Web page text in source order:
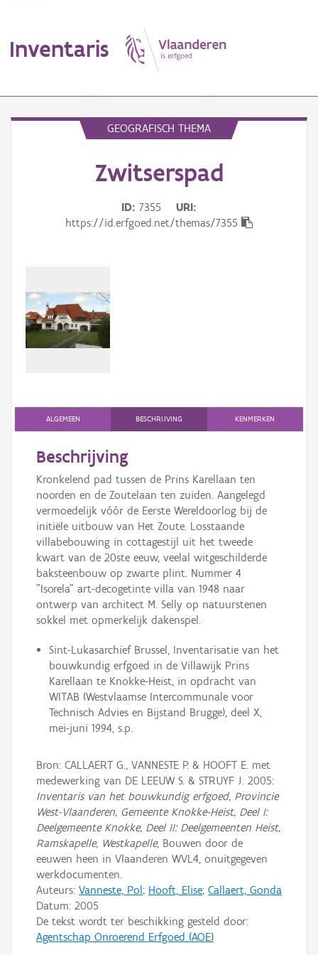
Inventaris
Gebeurtenis
Persoon of collectief
Aanmelden
GEOGRAFISCH THEMA
Zwitserspad
ID 7355
URI
https://id.erfgoed.net/themas/7355
ALGEMEEN BESCHRIJVING KENMERKEN
Beschrijving
Kronkelend pad tussen de Prins Karellaan ten
noorden en de Zoutelaan ten zuiden. Aangelegd
vermoedelijk vóór de Eerste Wereldoorlog bij de
initiële uitbouw van Het Zoute. Losstaande
villabebouwing in cottagestijl uit het tweede
kwart van de 20ste eeuw, veelal witgeschilderde
baksteenbouw op zwarte plint. Nummer 4
"Isorela" art-decogetinte villa van 1948 naar
ontwerp van architect M. Selly op natuurstenen
sokkel met opmerkelijk dakenspel.
Sint-Lukasarchief Brussel, Inventarisatie van het
bouwkundig erfgoed in de Villawijk Prins
Karellaan te Knokke-Heist, in opdracht van
WITAB (Westvlaamse Intercommunale voor
Technisch Advies en Bijstand Brugge), deel X,
mei-juni 1994, s.p.
Bron: CALLAERT G., VANNESTE P. & HOOFT E. met
medewerking van DE LEEUW S. & STRUYF J. 2005:
Inventaris van het bouwkundig erfgoed, Provincie
West-Vlaanderen, Gemeente Knokke-Heist, Deel I:
Deelgemeente Knokke, Deel II: Deelgemeenten Heist,
Ramskapelle, Westkapelle, Bouwen door de
eeuwen heen in Vlaanderen WVL4, onuitgegeven
werkdocumenten.
Auteurs: Vanneste, Pol; Hooft, Elise; Callaert, Gonda
Datum: 2005
De tekst wordt ter beschikking gesteld door:
Agentschap Onroerend Erfgoed (AOE)